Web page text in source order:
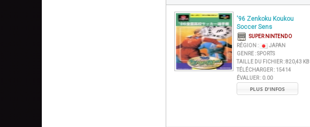
'96 Zenkoku Koukou
Soccer Sens
SUPER NINTENDO
RÉGION :
JAPAN
GENRE :SPORTS
TAILLE DU FICHIER :820,43 KB
TÉLÉCHARGER : 15414
ÉVALUER : 0.00
PLUS D'INFOS